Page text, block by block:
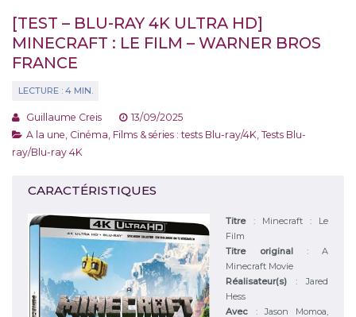
[TEST – BLU-RAY 4K ULTRA HD]
MINECRAFT : LE FILM – WARNER BROS
FRANCE
Guillaume Creis
13/09/2025
A la une Cinéma Films & séries : tests Blu-ray/4K Tests Blu-
ray/Blu-ray 4K
CARACTÉRISTIQUES
Titre : Minecraft : Le
Film
Titre original : A
Minecraft Movie
Réalisateur(s):Jared
Hess
Avec :Jason Momoa,